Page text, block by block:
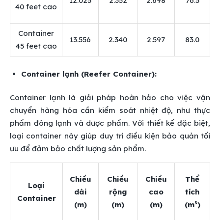
40 feet cao
Container
45 feet cao
13.556 2.340 2.597 83.0
Container lạnh (Reefer Container):
Container lạnh là giải pháp hoàn hảo cho việc vận
chuyển hàng hóa cần kiểm soát nhiệt độ, như thực
phẩm đông lạnh và dược phẩm. Với thiết kế đặc biệt,
loại container này giúp duy trì điều kiện bảo quản tối
ưu để đảm bảo chất lượng sản phẩm.
Loại
Container
Chiều
dài
(m)
Chiều
rộng
(m)
Chiều
cao
(m)
Thể
tích
(m³)